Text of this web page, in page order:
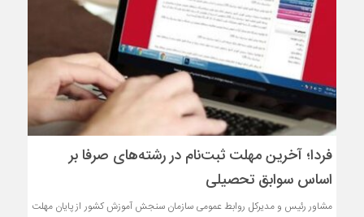
فردا؛ آخرین مهلت ثبت‌نام در رشته‌های صرفا بر
اساس سوابق تحصیلی
مشاور رئیس و مدیرکل روابط عمومی سازمان سنجش آموزش کشور از پایان مهلت